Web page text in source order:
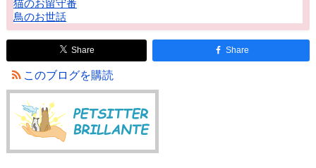
猫のお留守番
鳥のお世話
Share Share
このブログを購読